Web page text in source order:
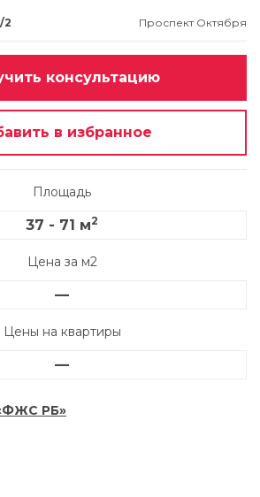
2 Проспект Октября
консультацию
в избранное
Площадь
37 - 71 м2
Цена за м2
—
Цены на квартиры
—
РБ»